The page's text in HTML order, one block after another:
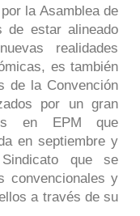
la Asamblea de
de estar alineado
realidades
es también
de la Convención
por un gran
en EPM que
en septiembre y
que se
convencionales y
a través de su